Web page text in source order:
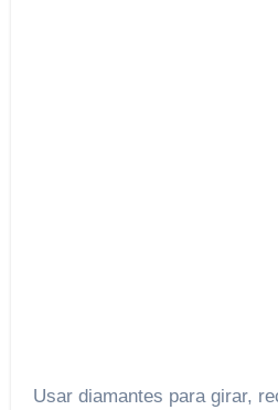
Usar diamantes para girar,